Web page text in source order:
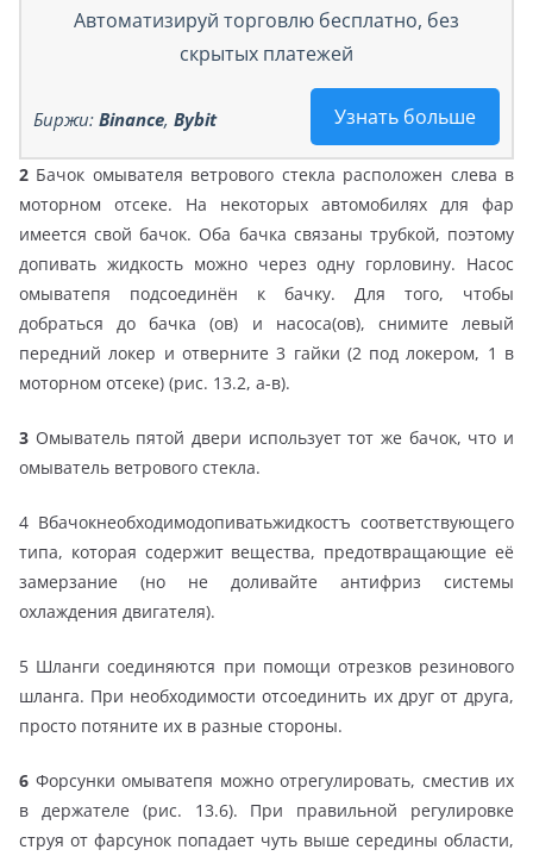
Автоматизируй торговлю бесплатно, без
скрытых платежей
Узнать больше
Биржи: Binance, Bybit
2 Бачок омывателя ветрового стекла расположен слева в
моторном отсеке. На некоторых автомобилях для фар
имеется свой бачок. Оба бачка связаны трубкой, поэтому
допивать жидкость можно через одну горловину. Насос
омыватепя подсоединён к бачку. Для того, чтобы
добраться до бачка (ов) и насоса(ов), снимите левый
передний локер и отверните 3 гайки (2 под локером, 1 в
моторном отсеке) (рис. 13.2, а-в).
3 Омыватель пятой двери использует тот же бачок, что и
омыватель ветрового стекла.
4 Вбачокнеобходимодопиватьжидкостъ соответствующего
типа, которая содержит вещества, предотвращающие её
замерзание (но не доливайте антифриз системы
охлаждения двигателя).
5 Шланги соединяются при помощи отрезков резинового
шланга. При необходимости отсоединить их друг от друга,
просто потяните их в разные стороны.
6 Форсунки омыватепя можно отрегулировать, сместив их
в держателе (рис. 13.6). При правильной регулировке
струя от фарсунок попадает чуть выше середины области,